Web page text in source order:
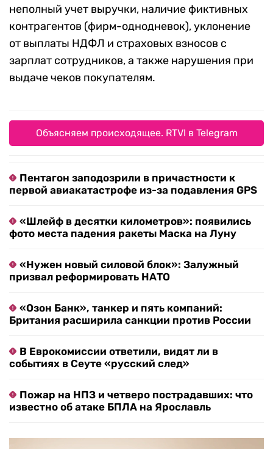
неполный учет выручки, наличие фиктивных
контрагентов (фирм-однодневок), уклонение
от выплаты НДФЛ и страховых взносов с
зарплат сотрудников, а также нарушения при
выдаче чеков покупателям.
Объясняем происходящее. RTVI в Telegram
Пентагон заподозрили в причастности к
первой авиакатастрофе из-за подавления GPS
«Шлейф в десятки километров»: появились
фото места падения ракеты Маска на Луну
«Нужен новый силовой блок»: Залужный
призвал реформировать НАТО
«Озон Банк», танкер и пять компаний:
Британия расширила санкции против России
В Еврокомиссии ответили, видят ли в
событиях в Сеуте «русский след»
Пожар на НПЗ и четверо пострадавших: что
известно об атаке БПЛА на Ярославль